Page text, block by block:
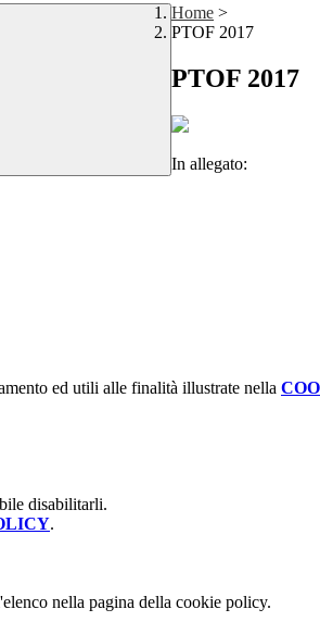
Home >
PTOF 2017
PTOF 2017
In allegato:
ed utili alle finalità illustrate nella
disabilitarli.
.
nella pagina della cookie policy.